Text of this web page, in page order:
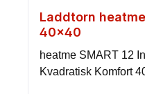
Laddtorn
40×40
heatme SMART 12
Kvadratisk Komfort